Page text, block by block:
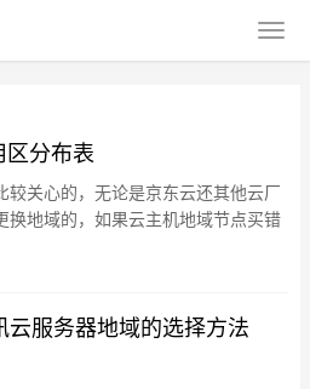
分布表
较关心的，无论是京东云还其他云厂
换地域的，如果云主机地域节点买错
云服务器地域的选择方法